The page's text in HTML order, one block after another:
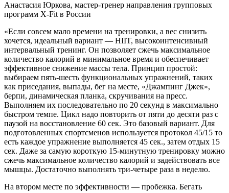
Анастасия Юркова, мастер-тренер направления групповых
программ X-Fit в России
«Если совсем мало времени на тренировки, а вес снизить
хочется, идеальный вариант — HIIT, высокоинтенсивный
интервальный тренинг. Он позволяет сжечь максимальное
количество калорий в минимальное время и обеспечивает
эффективное снижение массы тела. Принцип простой:
выбираем пять-шесть функциональных упражнений, таких
как приседания, выпады, бег на месте, «Джампинг Джек»,
берпи, динамическая планка, скручивания на пресс.
Выполняем их последовательно по 20 секунд в максимально
быстром темпе. Цикл надо повторить от пяти до десяти раз с
паузой на восстановление 60 сек. Это базовый вариант. Для
подготовленных спортсменов используется протокол 45/15 то
есть каждое упражнение выполняется 45 сек., затем отдых 15
сек. Даже за самую короткую 15-минутную тренировку можно
сжечь максимальное количество калорий и задействовать все
мышцы. Достаточно выполнять три-четыре раза в неделю.
На втором месте по эффективности — пробежка. Бегать